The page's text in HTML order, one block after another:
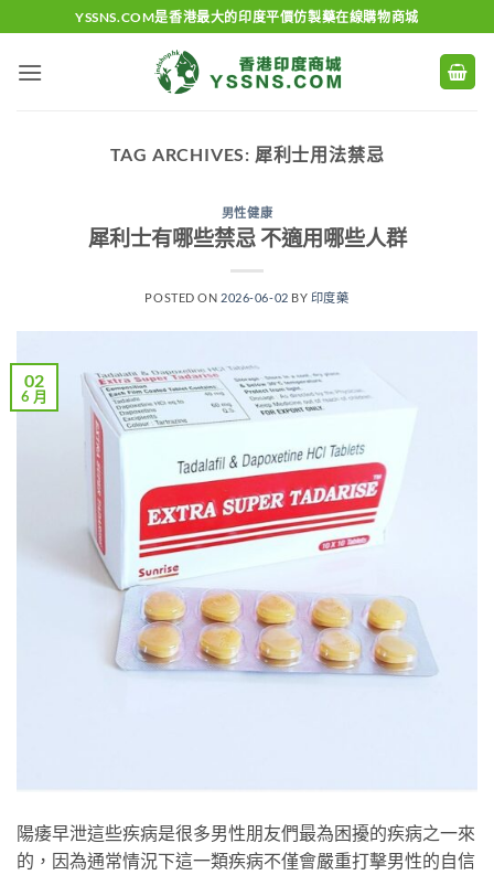
to
content
YSSNS.COM是香港最大的印度平價仿製藥在線購物商城
TAG ARCHIVES: 犀利士用法禁忌
男性健康
犀利士有哪些禁忌 不適用哪些人群
POSTED ON 2026-06-02 BY 印度藥
02
6 月
陽痿早泄這些疾病是很多男性朋友們最為困擾的疾病之一來
的，因為通常情況下這一類疾病不僅會嚴重打擊男性的自信